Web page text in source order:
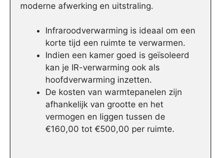
moderne afwerking en uitstraling.
Infraroodverwarming is ideaal om een
korte tijd een ruimte te verwarmen.
Indien een kamer goed is geïsoleerd
kan je IR-verwarming ook als
hoofdverwarming inzetten.
De kosten van warmtepanelen zijn
afhankelijk van grootte en het
vermogen en liggen tussen de
€160,00 tot €500,00 per ruimte.